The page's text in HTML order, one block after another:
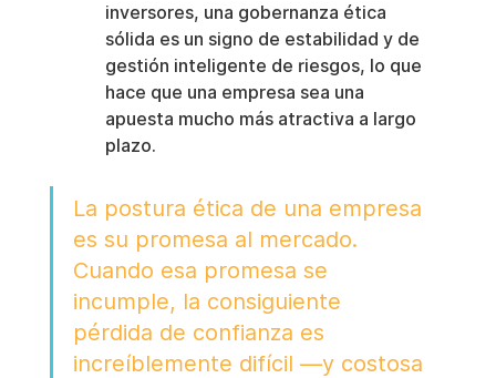
inversores, una gobernanza ética
sólida es un signo de estabilidad y de
gestión inteligente de riesgos, lo que
hace que una empresa sea una
apuesta mucho más atractiva a largo
plazo.
La postura ética de una empresa
es su promesa al mercado.
Cuando esa promesa se
incumple, la consiguiente
pérdida de confianza es
increíblemente difícil —y costosa